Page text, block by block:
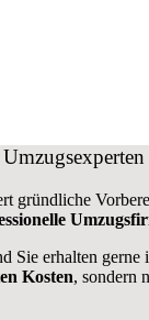
gründliche
Sie erhalten
Kosten, sondern